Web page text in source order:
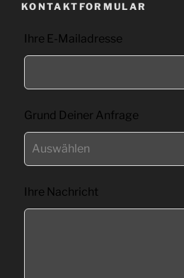
KONTAKTFORMULAR
Lass
leer
Ihre E-Mailadresse
Grund Deiner Anfrage
Ihre Nachricht